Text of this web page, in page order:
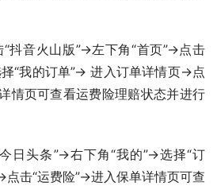
抖音火山版”->左下角“首页”->点击
“我的订单”-> 进入订单详情页->点
情页可查看运费险理赔状态并进行
日头条”->右下角“我的”->选择“订
点击“运费险”->进入保单详情页可查